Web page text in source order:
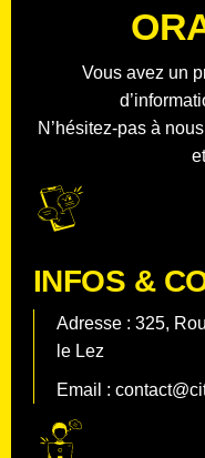
Vous avez un
N’hésitez-pas à
INFOS &
Adresse : 325,
le Lez
Email :